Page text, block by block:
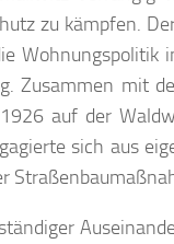
zu kämpfen.
Zusammen mit
auf der
sich aus